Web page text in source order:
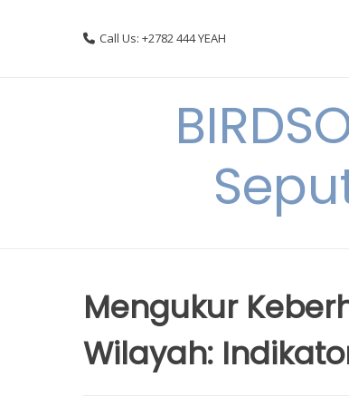
Call Us: +2782 444 YEAH
Mengukur
Wilayah: